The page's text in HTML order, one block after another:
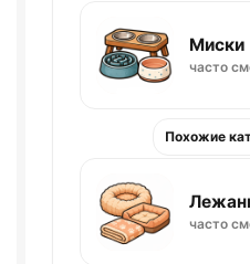
Миски
часто
Похожие
часто